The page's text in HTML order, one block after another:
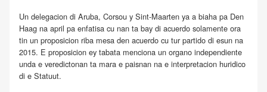
Un delegacion di Aruba, Corsou y Sint-Maarten ya a biaha pa Den
Haag na april pa enfatisa cu nan ta bay di acuerdo solamente ora
tin un proposicion riba mesa den acuerdo cu tur partido di esun na
2015. E proposicion ey tabata menciona un organo independiente
unda e veredictonan ta mara e paisnan na e interpretacion huridico
di e Statuut.